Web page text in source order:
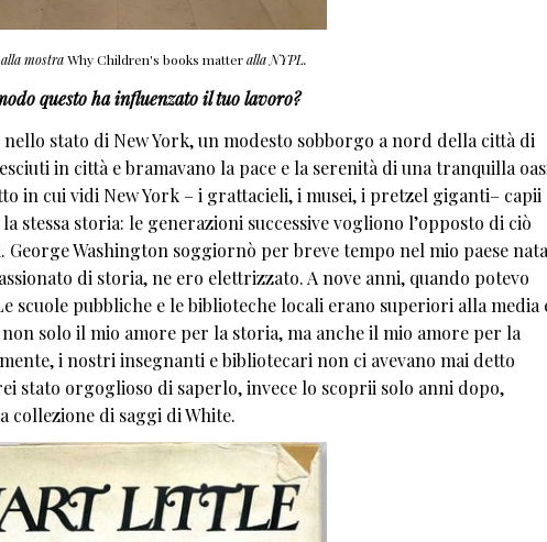
mostraWhy Children's books matteralla NYPL.
questo ha influenzato il tuo lavoro?
stato di New York, un modesto sobborgo a nord della città di
in città e bramavano la pace e la serenità di una tranquilla
in cui vidi New York – i grattacieli, i musei, i pretzel giganti– capii
stessa storia: le generazioni successive vogliono l’opposto di ciò
Washington soggiornò per breve tempo nel mio paese
di storia, ne ero elettrizzato. A nove anni, quando potevo
scuole pubbliche e le biblioteche locali erano superiori alla media
solo il mio amore per la storia, ma anche il mio amore per la
i nostri insegnanti e bibliotecari non ci avevano mai detto
stato orgoglioso di saperlo, invece lo scoprii solo anni dopo,
collezione di saggi di White.